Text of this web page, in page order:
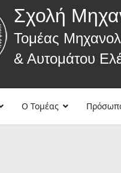
Σχολή
Τομέας
& Αυτομάτου
Ο Τομέας